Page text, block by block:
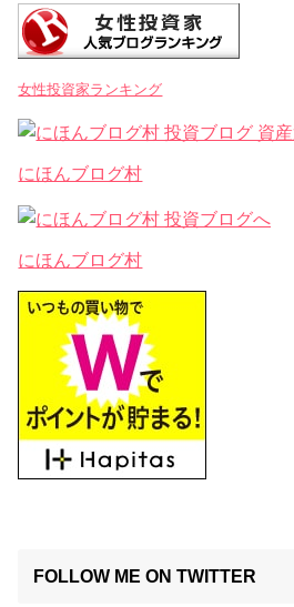
女性投資家ランキング
にほんブログ村
にほんブログ村
FOLLOW ME ON TWITTER